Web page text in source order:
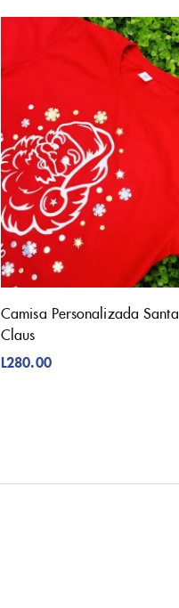
Camisa Personalizada Santa
Claus
L280.00